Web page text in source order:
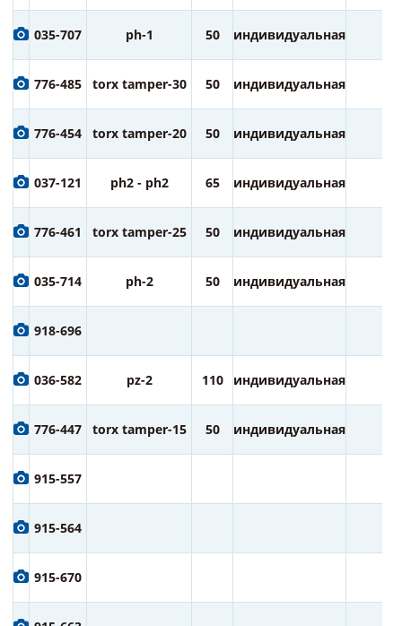
035-707 ph-1 50 индивидуальная
776-485 torx tamper-30 50 индивидуальная
776-454 torx tamper-20 50 индивидуальная
037-121 ph2 - ph2 65 индивидуальная
776-461 torx tamper-25 50 индивидуальная
035-714 ph-2 50 индивидуальная
918-696
036-582 pz-2 110 индивидуальная
776-447 torx tamper-15 50 индивидуальная
915-557
915-564
915-670